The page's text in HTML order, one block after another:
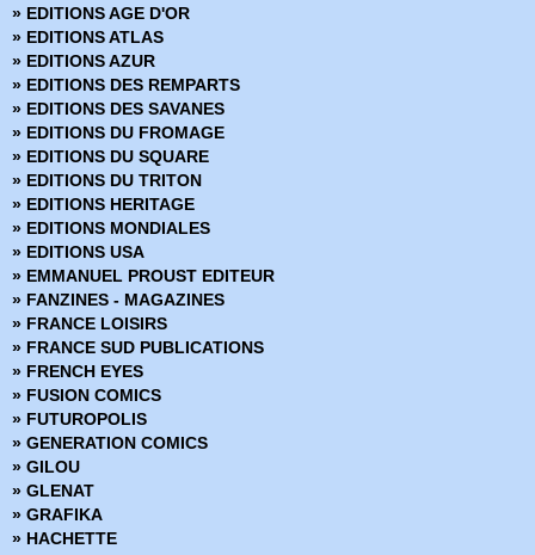
» EDITIONS AGE D'OR
» EDITIONS ATLAS
» EDITIONS AZUR
» EDITIONS DES REMPARTS
» EDITIONS DES SAVANES
» EDITIONS DU FROMAGE
» EDITIONS DU SQUARE
» EDITIONS DU TRITON
» EDITIONS HERITAGE
» EDITIONS MONDIALES
» EDITIONS USA
» EMMANUEL PROUST EDITEUR
» FANZINES - MAGAZINES
» FRANCE LOISIRS
» FRANCE SUD PUBLICATIONS
» FRENCH EYES
» FUSION COMICS
» FUTUROPOLIS
» GENERATION COMICS
» GILOU
» GLENAT
» GRAFIKA
» HACHETTE